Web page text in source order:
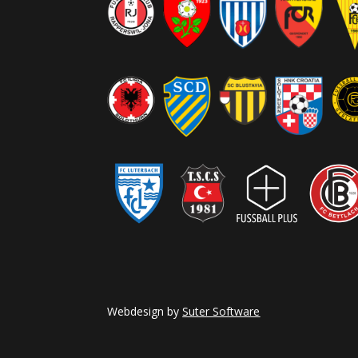
Webdesign bySuter Software